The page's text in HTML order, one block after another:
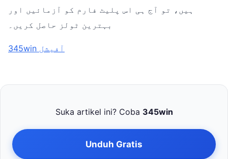
ہیں، تو آج ہی اس پلیٹ فارم کو آزمائیں اور
بہترین ٹولز حاصل کریں۔
345win آفیشل
Suka artikel ini? Coba 345win
Unduh Gratis